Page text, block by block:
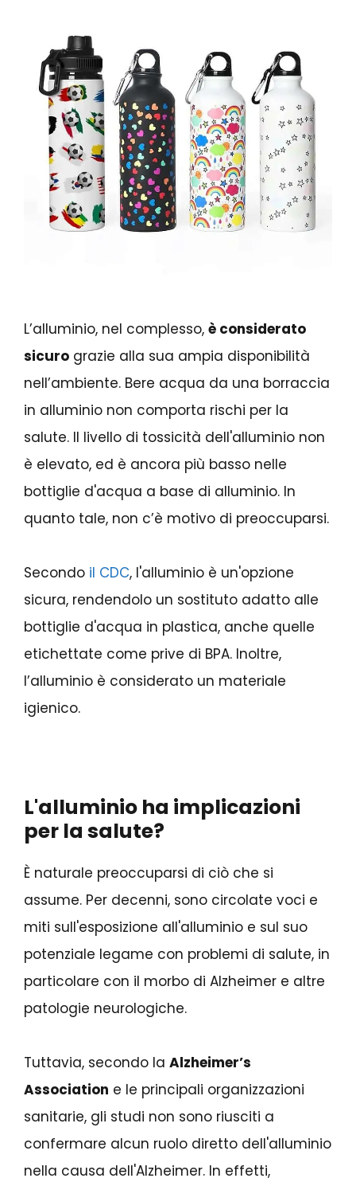
L’alluminio, nel complesso, è considerato
sicuro grazie alla sua ampia disponibilità
nell’ambiente. Bere acqua da una borraccia
in alluminio non comporta rischi per la
salute. Il livello di tossicità dell'alluminio non
è elevato, ed è ancora più basso nelle
bottiglie d'acqua a base di alluminio. In
quanto tale, non c’è motivo di preoccuparsi.
Secondo il CDC, l'alluminio è un'opzione
sicura, rendendolo un sostituto adatto alle
bottiglie d'acqua in plastica, anche quelle
etichettate come prive di BPA. Inoltre,
l’alluminio è considerato un materiale
igienico.
L'alluminio ha implicazioni
per la salute?
È naturale preoccuparsi di ciò che si
assume. Per decenni, sono circolate voci e
miti sull'esposizione all'alluminio e sul suo
potenziale legame con problemi di salute, in
particolare con il morbo di Alzheimer e altre
patologie neurologiche.
Tuttavia, secondo la Alzheimer’s
Association e le principali organizzazioni
sanitarie, gli studi non sono riusciti a
confermare alcun ruolo diretto dell'alluminio
nella causa dell'Alzheimer. In effetti,